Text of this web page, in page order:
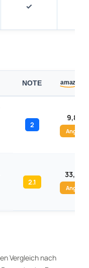
✓
NOTE
2
9,89 €
Angebot
2.1
33,99
Angebot
Vergleich nach